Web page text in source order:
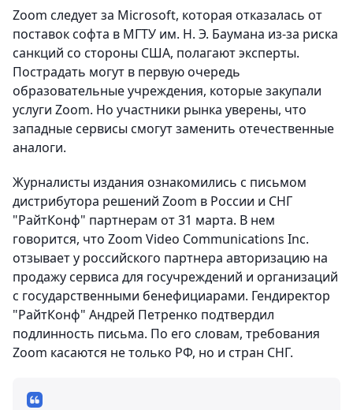
Zoom следует за Microsoft, которая отказалась от
поставок софта в МГТУ им. Н. Э. Баумана из-за риска
санкций со стороны США, полагают эксперты.
Пострадать могут в первую очередь
образовательные учреждения, которые закупали
услуги Zoom. Но участники рынка уверены, что
западные сервисы смогут заменить отечественные
аналоги.
Журналисты издания ознакомились с письмом
дистрибутора решений Zoom в России и СНГ
"РайтКонф" партнерам от 31 марта. В нем
говорится, что Zoom Video Communications Inc.
отзывает у российского партнера авторизацию на
продажу сервиса для госучреждений и организаций
с государственными бенефициарами. Гендиректор
"РайтКонф" Андрей Петренко подтвердил
подлинность письма. По его словам, требования
Zoom касаются не только РФ, но и стран СНГ.